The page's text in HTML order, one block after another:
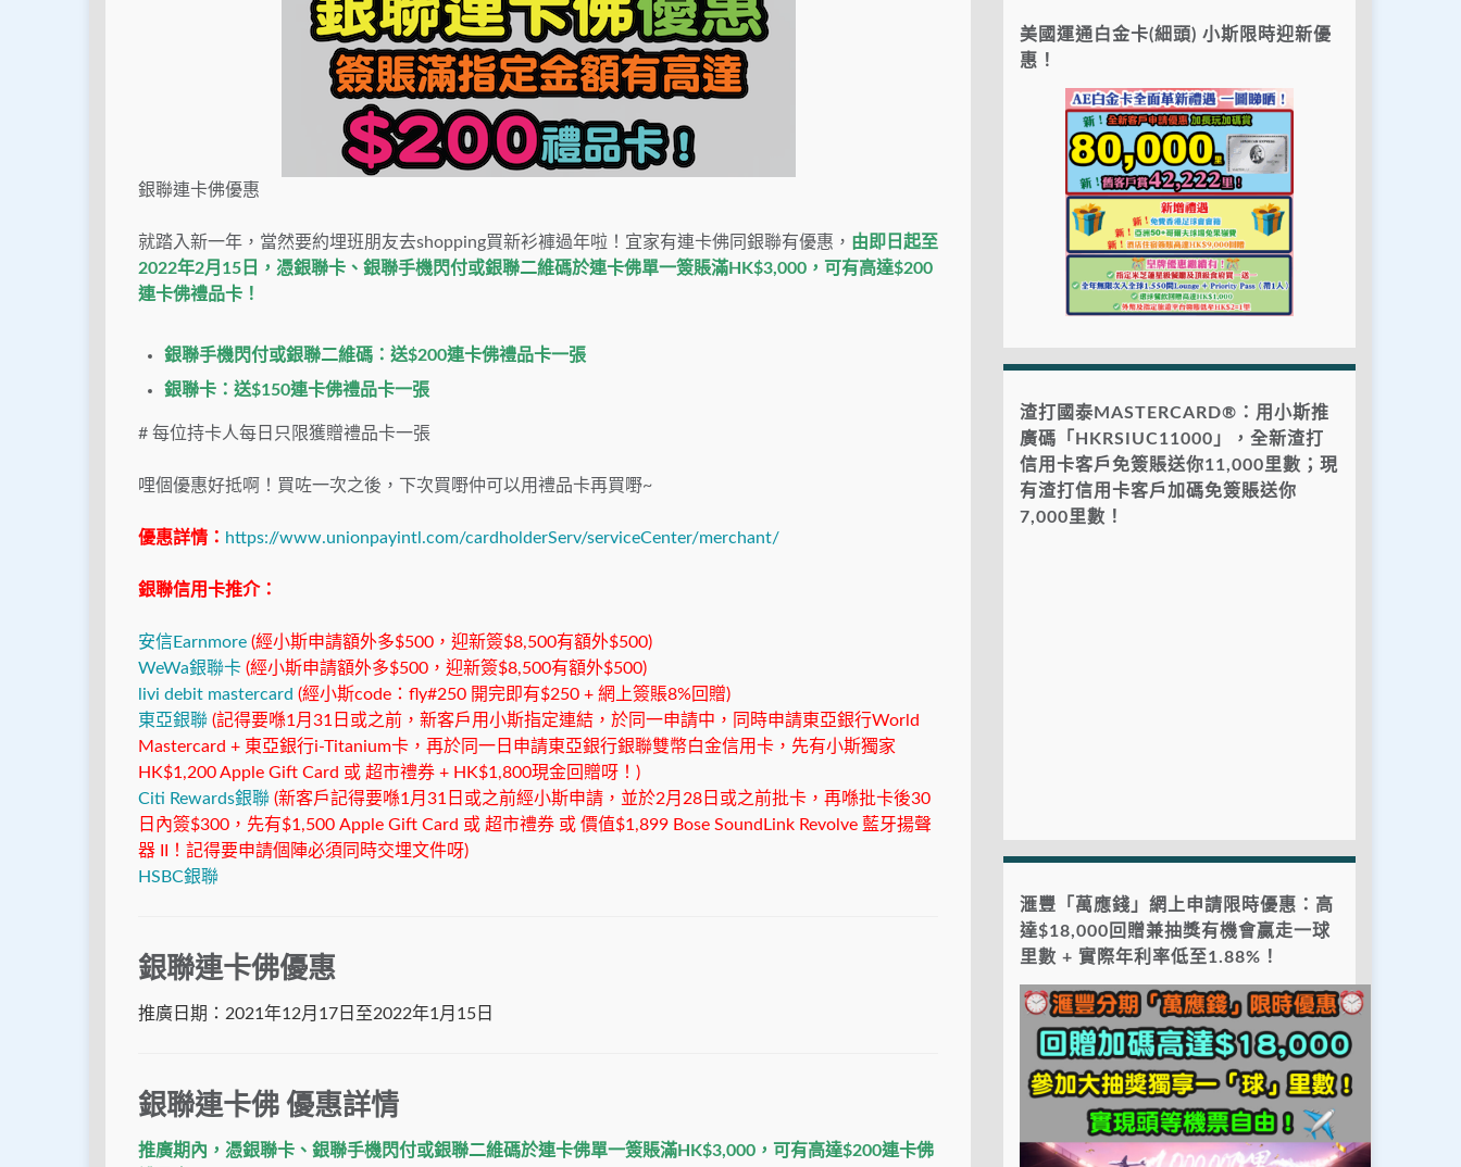
銀聯連卡佛優惠
就踏入新一年，當然要約埋班朋友去shopping買新衫褲過年啦！宜家有連卡佛同銀聯有優惠， 由即日起至
2022年2月15日，憑銀聯卡、銀聯手機閃付或銀聯二維碼於連卡佛單一簽賬滿HK$3,000，可有高達$200
連卡佛禮品卡！
銀聯手機閃付或銀聯二維碼：送$200連卡佛禮品卡一張
銀聯卡：送$150連卡佛禮品卡一張
# 每位持卡人每日只限獲贈禮品卡一張
哩個優惠好抵啊！買咗一次之後，下次買嘢仲可以用禮品卡再買嘢~
優惠詳情： https://www.unionpayintl.com/cardholderServ/serviceCenter/merchant/
銀聯信用卡推介：
安信Earnmore (經小斯申請額外多$500，迎新簽$8,500有額外$500)
WeWa銀聯卡 (經小斯申請額外多$500，迎新簽$8,500有額外$500)
livi debit mastercard (經小斯code：fly#250 開完即有$250 + 網上簽賬8%回贈)
東亞銀聯 (記得要喺1月31日或之前，新客戶用小斯指定連結，於同一申請中，同時申請東亞銀行World
Mastercard + 東亞銀行i-Titanium卡，再於同一日申請東亞銀行銀聯雙幣白金信用卡，先有小斯獨家
HK$1,200 Apple Gift Card 或 超市禮券 + HK$1,800現金回贈呀！)
Citi Rewards銀聯 (新客戶記得要喺1月31日或之前經小斯申請，並於2月28日或之前批卡，再喺批卡後30
日內簽$300，先有$1,500 Apple Gift Card 或 超市禮券 或 價值$1,899 Bose SoundLink Revolve 藍牙揚聲
器 II！記得要申請個陣必須同時交埋文件呀)
HSBC銀聯
銀聯連卡佛優惠
推廣日期：2021年12月17日至2022年1月15日
銀聯連卡佛 優惠詳情
推廣期內，憑銀聯卡、銀聯手機閃付或銀聯二維碼於連卡佛單一簽賬滿HK$3,000，可有高達$200連卡佛
美國運通白金卡(細頭) 小斯限時迎新優
惠！
渣打國泰MASTERCARD®：用小斯推
廣碼「HKRSIUC11000」，全新渣打
信用卡客戶免簽賬送你11,000里數；現
有渣打信用卡客戶加碼免簽賬送你
7,000里數！
滙豐「萬應錢」網上申請限時優惠：高
達$18,000回贈兼抽獎有機會贏走一球
里數 + 實際年利率低至1.88%！